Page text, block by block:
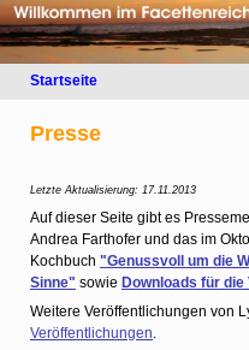
Startseite
Presse
Letzte Aktualisierung: 17.11.2013
Auf dieser Seite gibt es
Andrea Farthofer und das im
Kochbuch "Genussvoll um die
Sinne" sowie Downloads für
Weitere Veröffentlichungen von
Veröffentlichungen.